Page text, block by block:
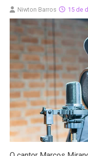
Niwton Barros 15 de